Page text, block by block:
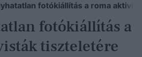
fotókiállítás a roma
fotókiállítás a
tiszteletére